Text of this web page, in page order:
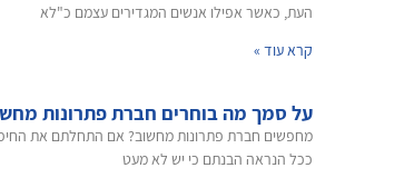
העת, כאשר אפילו אנשים המגדירים עצמם כ"לא
קרא עוד »
על סמך מה בוחרים חברת פתרונות
מחפשים חברת פתרונות מחשוב? אם התחלתם את
ככל הנראה הבנתם כי יש לא מעט